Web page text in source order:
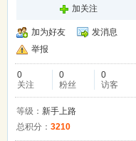
加关注
加为好友
发消息
举报
0
关注
0
粉丝
0
访客
等级： 新手上路
总积分： 3210